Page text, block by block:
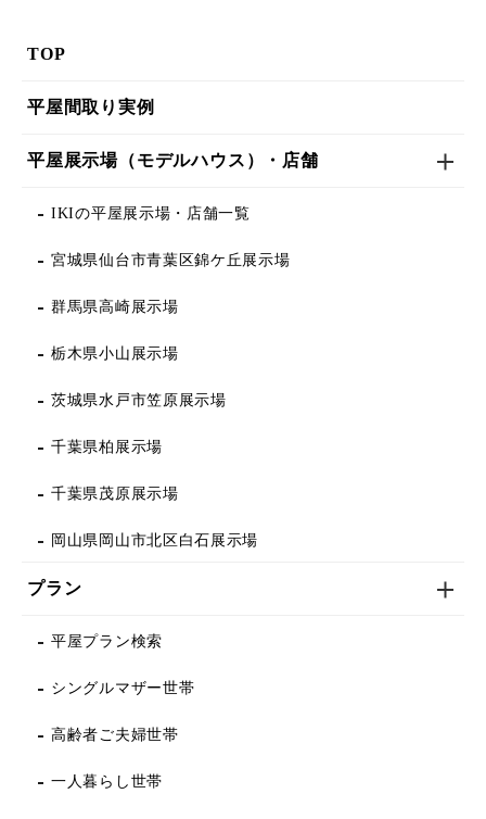
TOP
平屋間取り実例
平屋展示場（モデルハウス）・店舗
IKIの平屋展示場・店舗一覧
宮城県仙台市青葉区錦ケ丘展示場
群馬県高崎展示場
栃木県小山展示場
茨城県水戸市笠原展示場
千葉県柏展示場
千葉県茂原展示場
岡山県岡山市北区白石展示場
プラン
平屋プラン検索
シングルマザー世帯
高齢者ご夫婦世帯
一人暮らし世帯